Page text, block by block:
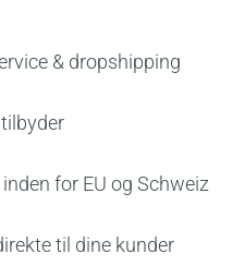
& dropshipping
for EU og Schweiz
til dine kunder